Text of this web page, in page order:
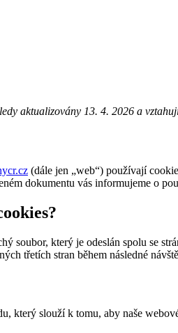
aktualizovány 13. 4. 2026 a
(dále jen „web“) používají
dokumentu vás informujeme o
soubor, který je odeslán spolu se
třetích stran během následné
který slouží k tomu, aby naše